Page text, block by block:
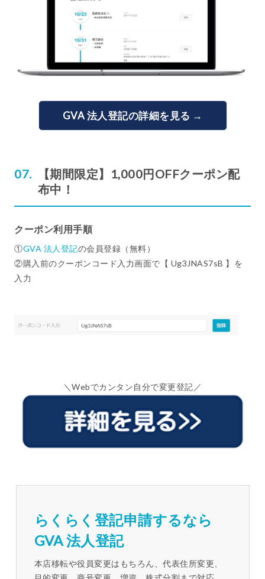
GVA 法人登記の詳細を見る →
【期間限定】1,000円OFFクーポン配
布中！
クーポン利用手順
①GVA 法人登記の会員登録（無料）
②購入前のクーポンコード入力画面で【 Ug3JNAS7sB 】を
入力
＼Webでカンタン自分で変更登記／
らくらく登記申請するなら
GVA 法人登記
本店移転や役員変更はもちろん、代表住所変更、